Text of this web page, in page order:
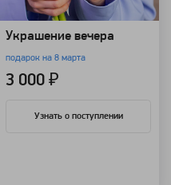
Украшение вечера
подарок на 8 марта
3 000 ₽
Узнать о поступлении